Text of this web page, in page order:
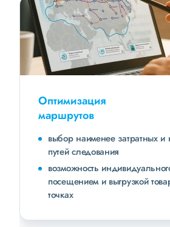
Оптимизация
маршрутов
выбор наименее затратных и
путей следования
возможность
посещением и выгрузкой
точках